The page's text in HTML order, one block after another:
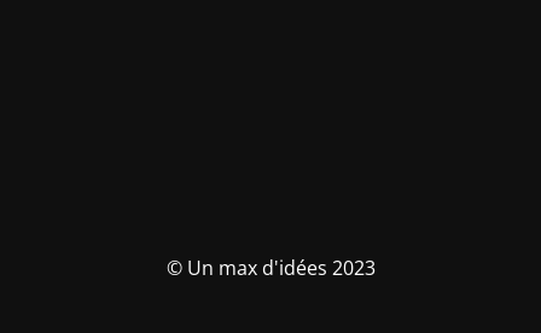
© Un max d'idées 2023